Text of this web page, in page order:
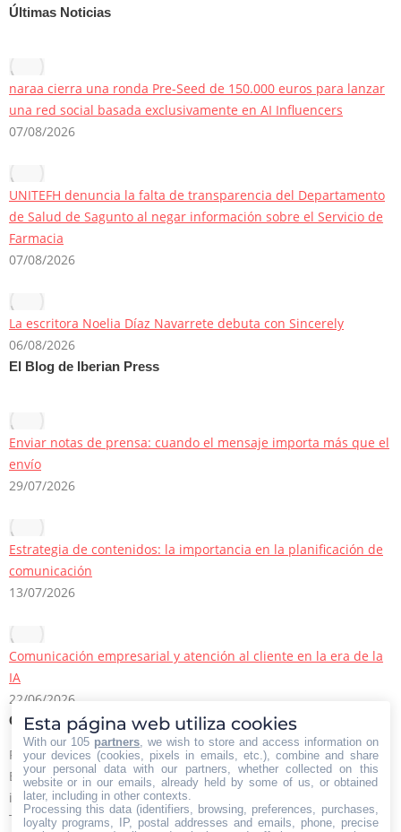
Últimas Noticias
naraa cierra una ronda Pre-Seed de 150.000 euros para lanzar
una red social basada exclusivamente en AI Influencers
07/08/2026
UNITEFH denuncia la falta de transparencia del Departamento
de Salud de Sagunto al negar información sobre el Servicio de
Farmacia
07/08/2026
La escritora Noelia Díaz Navarrete debuta con Sincerely
06/08/2026
El Blog de Iberian Press
Enviar notas de prensa: cuando el mensaje importa más que el
envío
29/07/2026
Estrategia de contenidos: la importancia en la planificación de
comunicación
13/07/2026
Comunicación empresarial y atención al cliente en la era de la
IA
22/06/2026
Contacto Iberian Press
Principales vías de contacto:
E-mail:
info@iberianpress.es
Teléfono:
Esta página web utiliza cookies
With our 105 partners , we wish to store and access information on
your devices (cookies, pixels in emails, etc.), combine and share
your personal data with our partners, whether collected on this
website or in our emails, already held by some of us, or obtained
later, including in other contexts.
Processing this data (identifiers, browsing, preferences, purchases,
loyalty programs, IP, postal addresses and emails, phone, precise